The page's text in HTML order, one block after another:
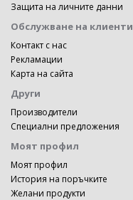
Защита на личните данни
Обслужване на клиенти
Контакт с нас
Рекламации
Карта на сайта
Други
Производители
Специални предложения
Моят профил
Моят профил
История на поръчките
Желани продукти